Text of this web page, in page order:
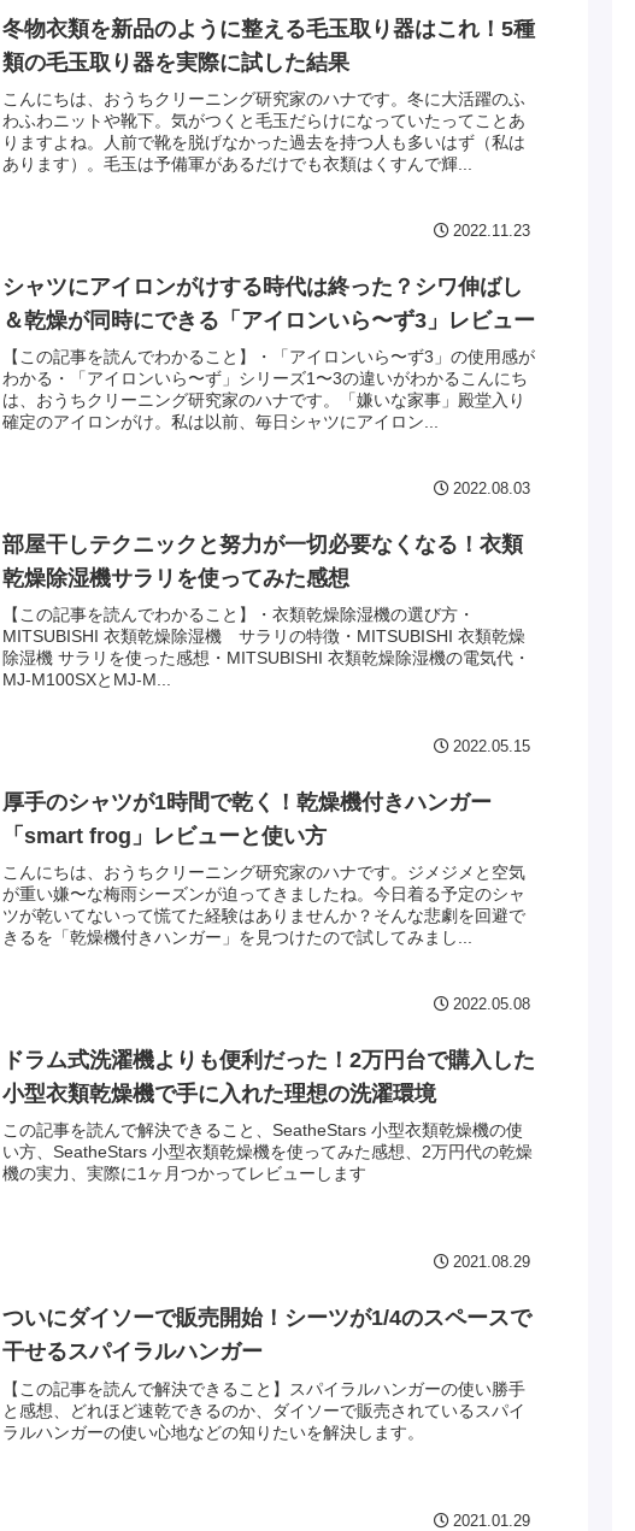
冬物衣類を新品のように整える毛玉取り器はこれ！5種
類の毛玉取り器を実際に試した結果
こんにちは、おうちクリーニング研究家のハナです。冬に大活躍のふ
わふわニットや靴下。気がつくと毛玉だらけになっていたってことあ
りますよね。人前で靴を脱げなかった過去を持つ人も多いはず（私は
あります）。毛玉は予備軍があるだけでも衣類はくすんで輝...
2022.11.23
シャツにアイロンがけする時代は終った？シワ伸ばし
＆乾燥が同時にできる「アイロンいら〜ず3」レビュー
【この記事を読んでわかること】・「アイロンいら〜ず3」の使用感が
わかる・「アイロンいら〜ず」シリーズ1〜3の違いがわかるこんにち
は、おうちクリーニング研究家のハナです。「嫌いな家事」殿堂入り
確定のアイロンがけ。私は以前、毎日シャツにアイロン...
2022.08.03
部屋干しテクニックと努力が一切必要なくなる！衣類
乾燥除湿機サラリを使ってみた感想
【この記事を読んでわかること】・衣類乾燥除湿機の選び方・
MITSUBISHI 衣類乾燥除湿機 サラリの特徴・MITSUBISHI 衣類乾燥
除湿機 サラリを使った感想・MITSUBISHI 衣類乾燥除湿機の電気代・
MJ-M100SXとMJ-M...
2022.05.15
厚手のシャツが1時間で乾く！乾燥機付きハンガー
「smart frog」レビューと使い方
こんにちは、おうちクリーニング研究家のハナです。ジメジメと空気
が重い嫌〜な梅雨シーズンが迫ってきましたね。今日着る予定のシャ
ツが乾いてないって慌てた経験はありませんか？そんな悲劇を回避で
きるを「乾燥機付きハンガー」を見つけたので試してみまし...
2022.05.08
ドラム式洗濯機よりも便利だった！2万円台で購入した
小型衣類乾燥機で手に入れた理想の洗濯環境
この記事を読んで解決できること、SeatheStars 小型衣類乾燥機の使
い方、SeatheStars 小型衣類乾燥機を使ってみた感想、2万円代の乾燥
機の実力、実際に1ヶ月つかってレビューします
2021.08.29
ついにダイソーで販売開始！シーツが1/4のスペースで
干せるスパイラルハンガー
【この記事を読んで解決できること】スパイラルハンガーの使い勝手
と感想、どれほど速乾できるのか、ダイソーで販売されているスパイ
ラルハンガーの使い心地などの知りたいを解決します。
2021.01.29